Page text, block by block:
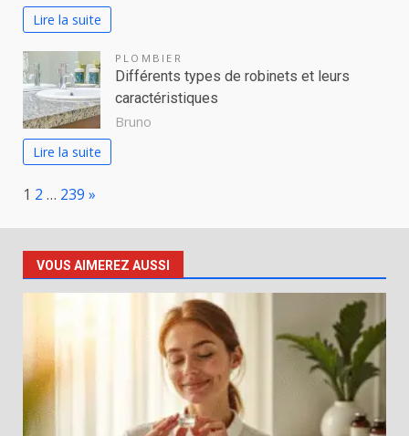
Lire la suite
PLOMBIER
Différents types de robinets et leurs
caractéristiques
Bruno
Lire la suite
Page:
1 2 … 239 Next
»
VOUS AIMEREZ AUSSI